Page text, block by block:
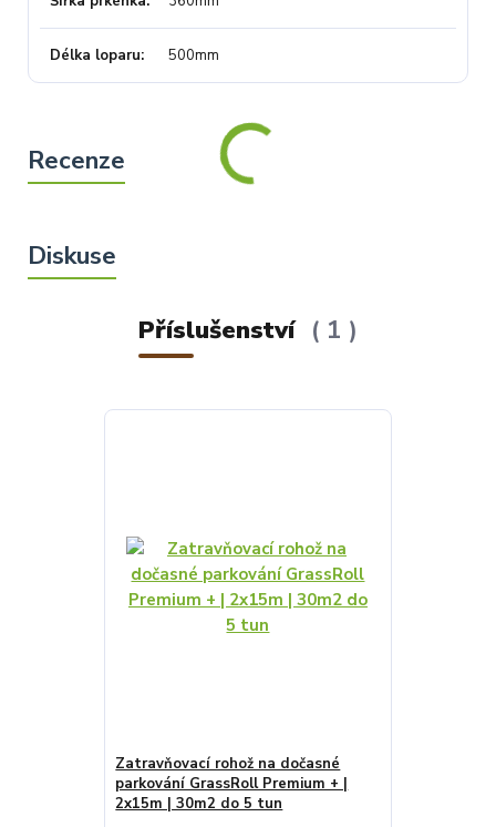
Délka loparu 500mm
Příslušenství 1
Zatravňovací rohož na dočasné
parkování GrassRoll Premium + |
2x15m | 30m2 do 5 tun